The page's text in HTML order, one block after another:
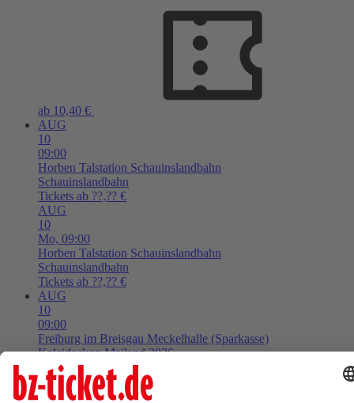
ab 10,40 €
AUG
10
09:00
Horben Talstation Schauinslandbahn
Schauinslandbahn
Tickets ab ??,?? €
AUG
10
Mo, 09:00
Horben Talstation Schauinslandbahn
Schauinslandbahn
Tickets ab ??,?? €
AUG
10
09:00
Freiburg im Breisgau Meckelhalle (Sparkasse)
Kaleidoskop Mailand 2026
Tickets ab ??,?? €
AUG
10